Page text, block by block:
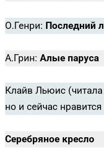
О.Генри: Последний
А.Грин: Алые паруса
Клайв Льюис (читала
но и сейчас
Серебряное кресло